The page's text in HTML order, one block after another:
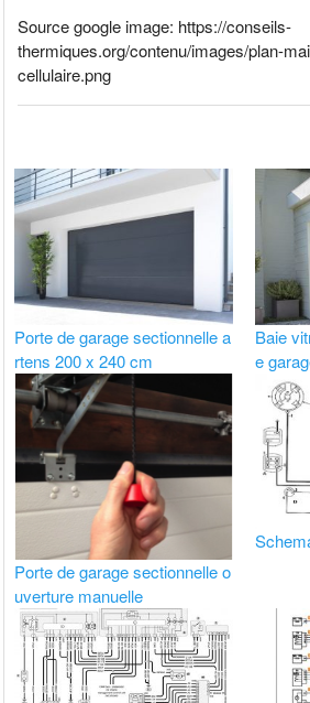
Source google image: https://conseils-
thermiques.org/contenu/images/plan-
cellulaire.png
Porte de garage sectionnelle a
rtens 200 x 240 cm
Baie
e
Porte de garage sectionnelle o
uverture manuelle